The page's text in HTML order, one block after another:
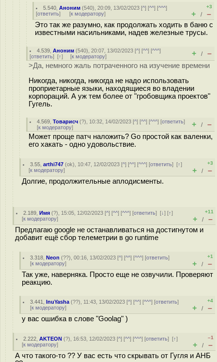
5.540 ,Аноним (540), 20:09, 13/02/2023 [^] [^^] [^^^]
[ответить] [к модератору]
+3
+ / –
Это так же разумно, как продолжать ходить в баню с
известными насильниками, надев железные трусы.
4.539 ,Аноним (540), 20:07, 13/02/2023 [^] [^^] [^^^]
[ответить] [↑] [к модератору] + / –
>Да, немного жаль потраченного на изучение времени
Никогда, никогда, никогда не надо использовать
проприетарные языки, находящиеся во владении
корпораций. А уж тем более от "гробовщика проектов"
Гугель.
4.569 ,Товарисч (?), 10:32, 14/02/2023 [^] [^^] [^^^] [ответить]
[к модератору] + / –
Может проще патч наложить? Go простой как валенки,
его хакать - одно удовольствие.
3.55 ,arthi747 (ok), 10:47, 12/02/2023 [^] [^^] [^^^] [ответить][↑]
[к модератору]
+3
+ / –
Долгие, продолжительные аплодисменты.
2.189 ,Имя (?), 15:05, 12/02/2023 [^] [^^] [^^^] [ответить][↓] [↑]
[к модератору]
+11
+ / –
Предлагаю google не останавливаться на достигнутом и
добавит ещё сбор телеметрии в go runtime
3.318 ,Neon (??), 00:16, 13/02/2023 [^] [^^] [^^^] [ответить]
[к модератору]
+1
+ / –
Так уже, наверняка. Просто еще не озвучили. Проверяют
реакцию.
3.441 ,InuYasha (??), 11:43, 13/02/2023 [^] [^^] [^^^] [ответить]
[к модератору]
+4
+ / –
у вас ошибка в слове "Goolag" )
2.222 ,AKTEON (?), 16:53, 12/02/2023 [^] [^^] [^^^] [ответить][↑]
[к модератору]
–1
+ / –
А что такого-то ?? У вас есть что скрывать от Гугля и АНБ